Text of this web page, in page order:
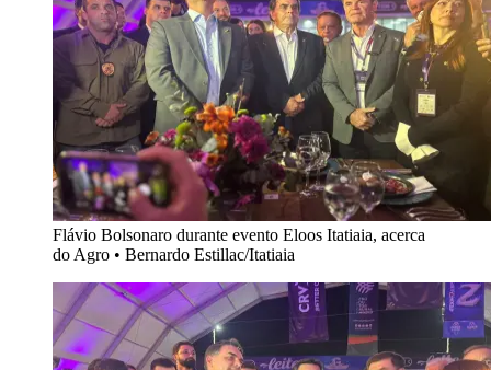
Flávio Bolsonaro durante evento Eloos Itatiaia, acerca
do Agro • Bernardo Estillac/Itatiaia